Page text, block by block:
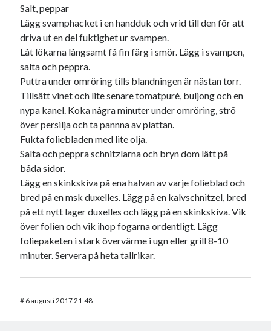
Salt, peppar
Lägg svamphacket i en handduk och vrid till den för att
driva ut en del fuktighet ur svampen.
Låt lökarna långsamt få fin färg i smör. Lägg i svampen,
salta och peppra.
Puttra under omröring tills blandningen är nästan torr.
Tillsätt vinet och lite senare tomatpuré, buljong och en
nypa kanel. Koka några minuter under omröring, strö
över persilja och ta pannna av plattan.
Fukta foliebladen med lite olja.
Salta och peppra schnitzlarna och bryn dom lätt på
båda sidor.
Lägg en skinkskiva på ena halvan av varje folieblad och
bred på en msk duxelles. Lägg på en kalvschnitzel, bred
på ett nytt lager duxelles och lägg på en skinkskiva. Vik
över folien och vik ihop fogarna ordentligt. Lägg
foliepaketen i stark övervärme i ugn eller grill 8-10
minuter. Servera på heta tallrikar.
# 6 augusti 2017 21:48